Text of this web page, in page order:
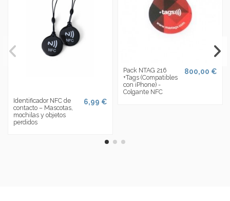
Identificador NFC de
contacto – Mascotas,
mochilas y objetos
perdidos
6,99 €
Pack NTAG 216
+Tags (Compatibles
con iPhone) -
Colgante NFC
800,00 €